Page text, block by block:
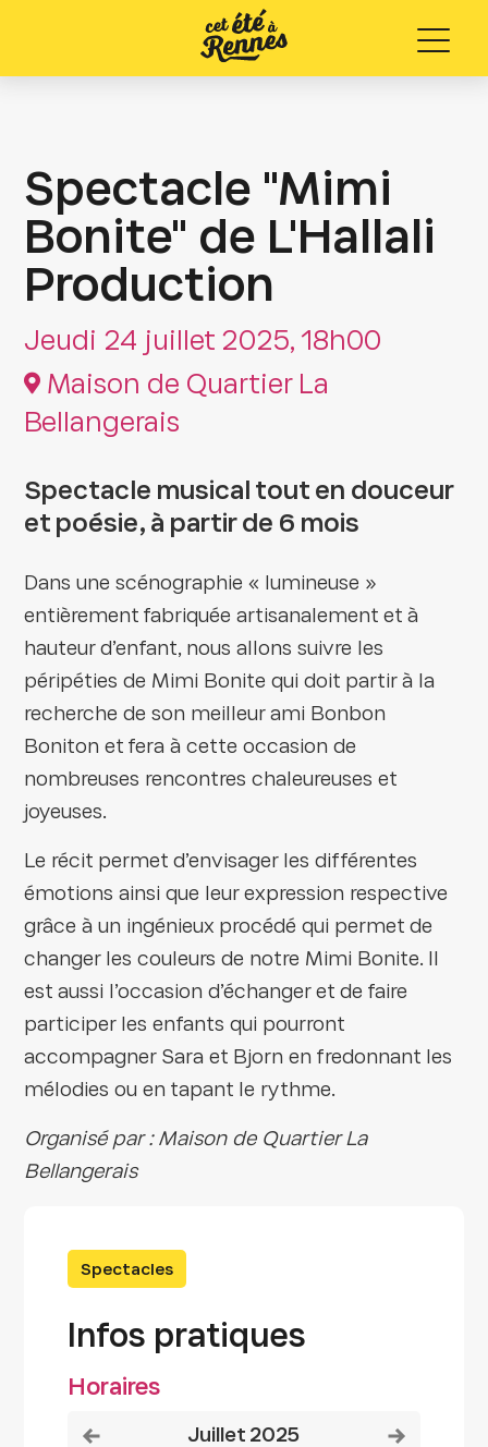
Menu
Spectacle "Mimi
Bonite" de L'Hallali
Production
Jeudi 24 juillet 2025, 18h00
Maison de Quartier La
Bellangerais
Spectacle musical tout en douceur
et poésie, à partir de 6 mois
Dans une scénographie « lumineuse »
entièrement fabriquée artisanalement et à
hauteur d’enfant, nous allons suivre les
péripéties de Mimi Bonite qui doit partir à la
recherche de son meilleur ami Bonbon
Boniton et fera à cette occasion de
nombreuses rencontres chaleureuses et
joyeuses.
Le récit permet d’envisager les différentes
émotions ainsi que leur expression respective
grâce à un ingénieux procédé qui permet de
changer les couleurs de notre Mimi Bonite. Il
est aussi l’occasion d’échanger et de faire
participer les enfants qui pourront
accompagner Sara et Bjorn en fredonnant les
mélodies ou en tapant le rythme.
Organisé par : Maison de Quartier La
Bellangerais
Spectacles
Infos pratiques
Horaires
Voir le mois précédentjuillet 2025